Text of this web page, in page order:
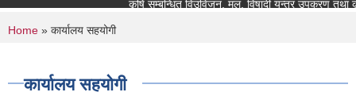
कृषि सम्बन्धित विउविजन, मल, विषादी यन्त्र उपकरण तथा कृषि
You are here
Home » कार्यालय सहयोगी
कार्यालय सहयोगी